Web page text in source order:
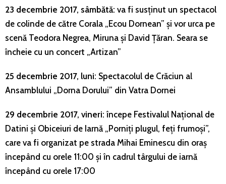
23 decembrie 2017, sâmbătă: va fi susținut un spectacol
de colinde de către Corala „Ecou Dornean” și vor urca pe
scenă Teodora Negrea, Miruna și David Țăran. Seara se
încheie cu un concert „Artizan”
25 decembrie 2017, luni: Spectacolul de Crăciun al
Ansamblului „Dorna Dorului” din Vatra Dornei
29 decembrie 2017, vineri: începe Festivalul Național de
Datini și Obiceiuri de Iarnă „Porniți plugul, feți frumoși”,
care va fi organizat pe strada Mihai Eminescu din oraș
începând cu orele 11:00 și în cadrul târgului de iarnă
începând cu orele 17:00